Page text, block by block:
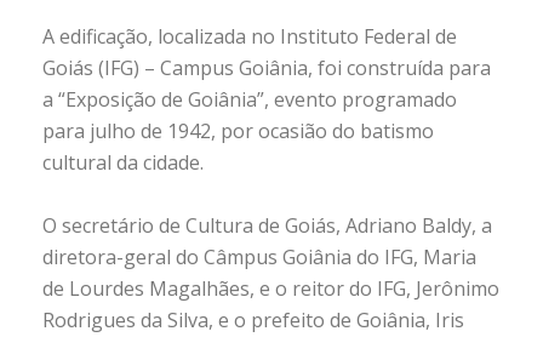
A edificação, localizada no Instituto Federal de
Goiás (IFG) – Campus Goiânia, foi construída para
a “Exposição de Goiânia”, evento programado
para julho de 1942, por ocasião do batismo
cultural da cidade.
O secretário de Cultura de Goiás, Adriano Baldy, a
diretora-geral do Câmpus Goiânia do IFG, Maria
de Lourdes Magalhães, e o reitor do IFG, Jerônimo
Rodrigues da Silva, e o prefeito de Goiânia, Iris